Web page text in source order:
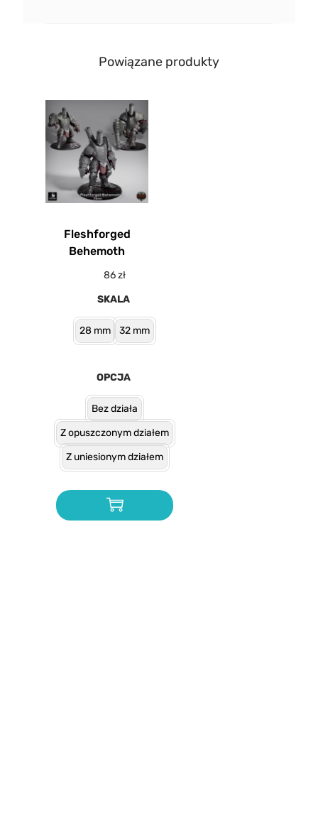
Powiązane produkty
Fleshforged
Behemoth
86zł
SKALA
28 mm 32 mm
OPCJA
Bez działa
Z opuszczonym działem
Z uniesionym działem